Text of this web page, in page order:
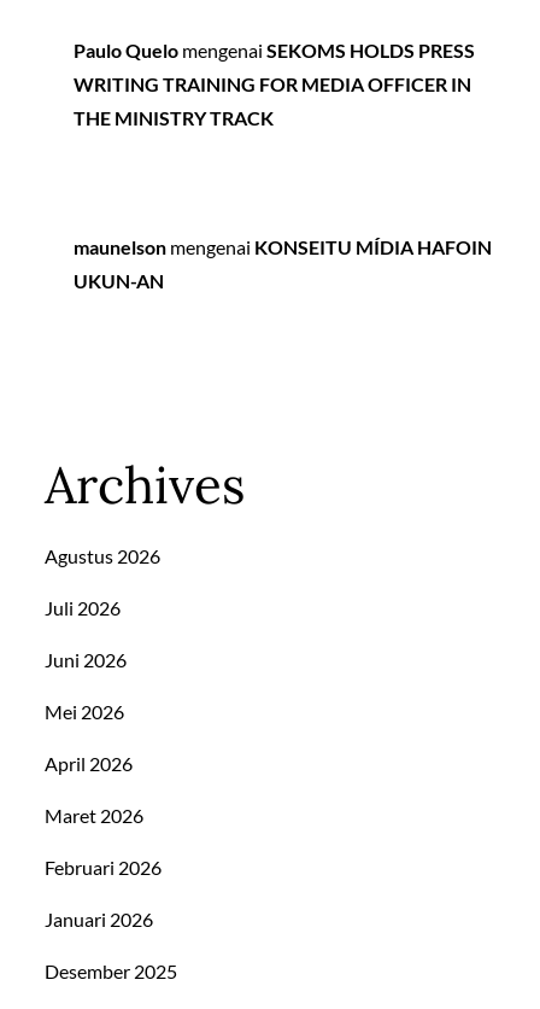
Paulo Quelo mengenaiSEKOMS HOLDS PRESS
WRITING TRAINING FOR MEDIA OFFICER IN
THE MINISTRY TRACK
maunelson mengenai KONSEITU MÍDIA HAFOIN
UKUN-AN
Archives
Agustus 2026
Juli 2026
Juni 2026
Mei 2026
April 2026
Maret 2026
Februari 2026
Januari 2026
Desember 2025